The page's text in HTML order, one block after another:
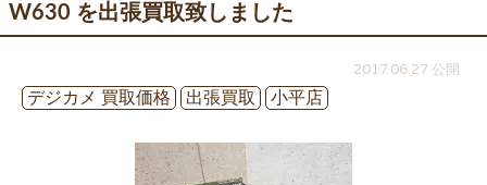
W630 を出張買取致しました
2017.06.27 公開
デジカメ 買取価格
出張買取 小平店